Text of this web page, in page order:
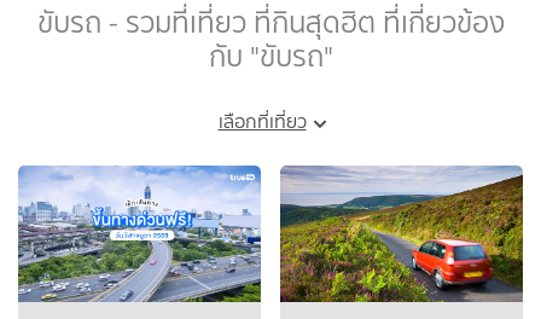
ขับรถ - รวมที่เที่ยว ที่กินสุดฮิต ที่เกี่ยวข้อง
กับ "ขับรถ"
เลือกที่เที่ยว